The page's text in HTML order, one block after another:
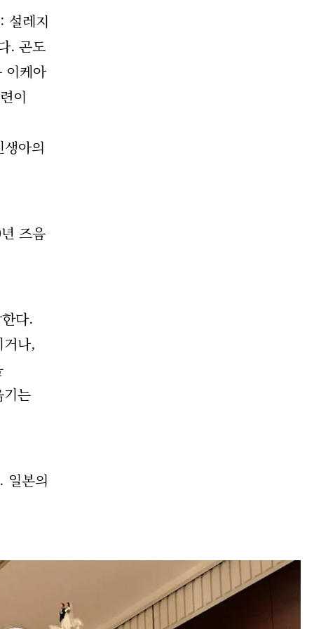
설레지
. 곤도
이케아
이
아의
즈음
다.
나,
기는
일본의